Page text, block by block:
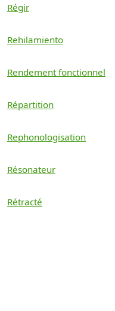
Régir
Rehilamiento
Rendement fonctionnel
Répartition
Rephonologisation
Résonateur
Rétracté